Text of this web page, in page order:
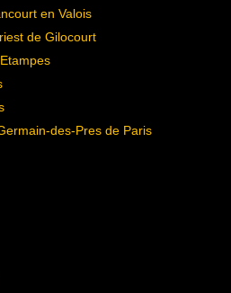
en Valois
de Gilocourt
des-Pres de Paris